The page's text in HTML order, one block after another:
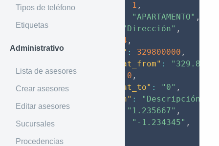
Tipos de teléfono
Etiquetas
Administrativo
Lista de asesores
Crear asesores
Editar asesores
Sucursales
Procedencias
"type_code"
1 ,
"APARTAMENTO" ,
"Dirección" ,
4 ,
"price_from" : 329800000 ,
"price_format_from" :
"price_to"
0 ,
"price_format_to" : "0" ,
"description" :
"Descripción
"latitude"
"1.235667" ,
"-1.234345" ,